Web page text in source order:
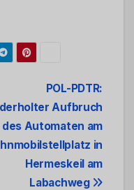
POL-PDTR:
Aufbruch
des Automaten am
in
Hermeskeil am
Labachweg